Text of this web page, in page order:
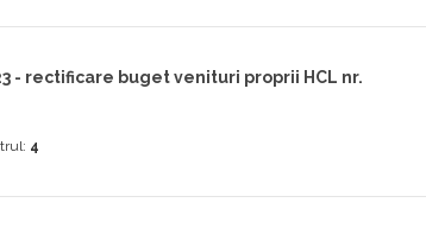
- rectificare buget venituri proprii HCL nr.
4